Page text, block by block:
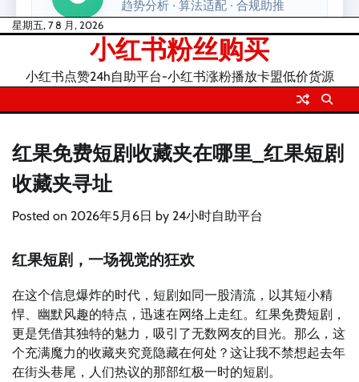
Skip星期五, 7 8 月, 2026
小红书粉丝购买
小红书点赞24h自助平台-小红书涨粉播放卡盟低价货源
红果免费短剧收藏夹在哪里_红果短剧
收藏夹寻址
Posted on 2026年5月6日 by 24小时自助平台
红果短剧，一场视觉的狂欢
在这个信息爆炸的时代，短剧如同一股清流，以其短小精
悍、幽默风趣的特点，迅速在网络上走红。红果免费短剧，
更是凭借其独特的魅力，吸引了无数网友的目光。那么，这
个充满魔力的收藏夹究竟隐藏在何处？这让我不禁想起去年
在街头巷尾，人们热议的那部红极一时的短剧。